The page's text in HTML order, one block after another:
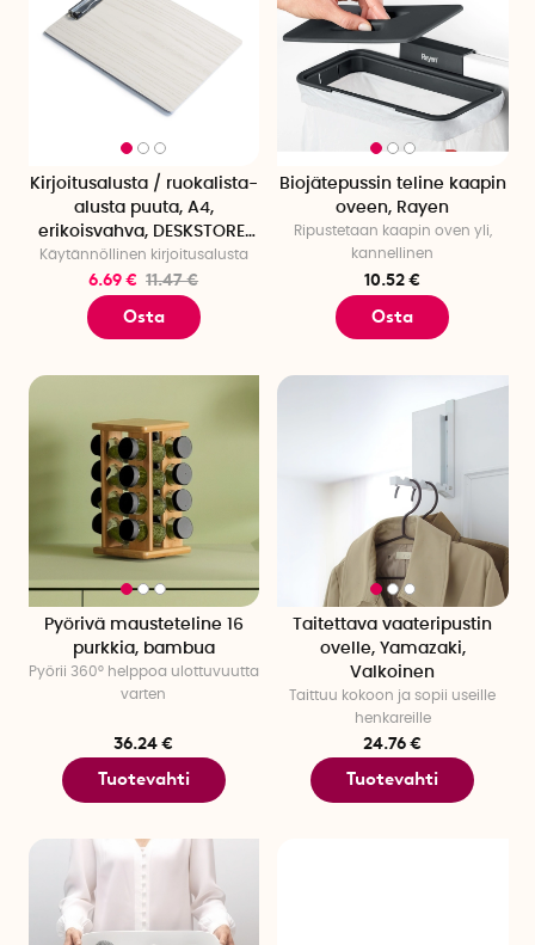
Kirjoitusalusta / ruokalista-
alusta puuta, A4,
erikoisvahva, DESKSTORE,
White Wash
Käytännöllinen kirjoitusalusta
6.69 € 11.47 €
Osta
Biojätepussin teline kaapin
oveen, Rayen
Ripustetaan kaapin oven yli,
kannellinen
10.52 €
Osta
Pyörivä mausteteline 16
purkkia, bambua
Pyörii 360° helppoa ulottuvuutta
varten
36.24 €
Tuotevahti
Taitettava vaateripustin
ovelle, Yamazaki,
Valkoinen
Taittuu kokoon ja sopii useille
henkareille
24.76 €
Tuotevahti